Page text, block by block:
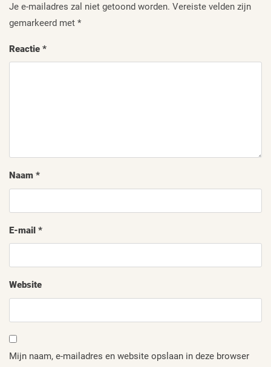
Je e-mailadres zal niet getoond worden. Vereiste velden zijn
gemarkeerd met *
Reactie *
Naam *
E-mail *
Website
Mijn naam, e-mailadres en website opslaan in deze browser